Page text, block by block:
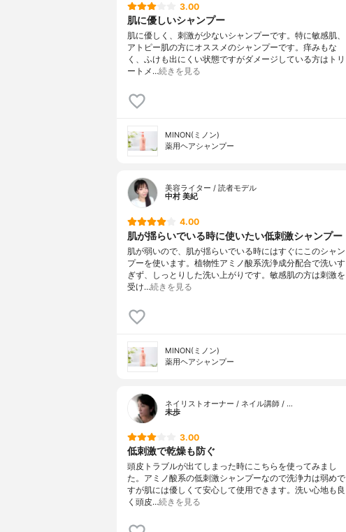
3.00
肌に優しいシャンプー
肌に優しく、刺激が少ないシャンプーです。特に敏感肌、
アトピー肌の方にオススメのシャンプーです。痒みもな
く、ふけも出にくい状態ですがダメージしている方はトリ
ートメ…続きを見る
MINON(ミノン)
薬用ヘアシャンプー
美容ライター / 読者モデル
中村 美紀
4.00
肌が揺らいでいる時に使いたい低刺激シャンプー
肌が弱いので、肌が揺らいでいる時にはすぐにこのシャン
プーを使います。植物性アミノ酸系洗浄成分配合で洗いす
ぎず、しっとりした洗い上がりです。敏感肌の方は刺激を
受け…続きを見る
MINON(ミノン)
薬用ヘアシャンプー
ネイリストオーナー / ネイル講師 / …
未歩
3.00
低刺激で乾燥も防ぐ
頭皮トラブルが出てしまった時にこちらを使ってみまし
た。アミノ酸系の低刺激シャンプーなので洗浄力は弱めで
すが肌には優しくて安心して使用できます。洗い心地も良
く頭皮…続きを見る